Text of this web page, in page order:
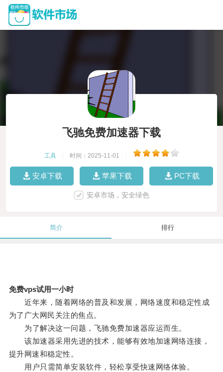
飞驰免费加速器下载
工具 时间：2025-11-01
安卓下载 苹果下载 PC下载
安卓市场，安全绿色
简介 排行
免费vps试用一小时
近年来，随着网络的普及和发展，网络速度和稳定性成
为了广大网民关注的焦点。
为了解决这一问题，飞驰免费加速器应运而生。
该加速器采用先进的技术，能够有效地加速网络连接，
提升网速和稳定性。
用户只需简单安装软件，轻松享受快速网络体验。